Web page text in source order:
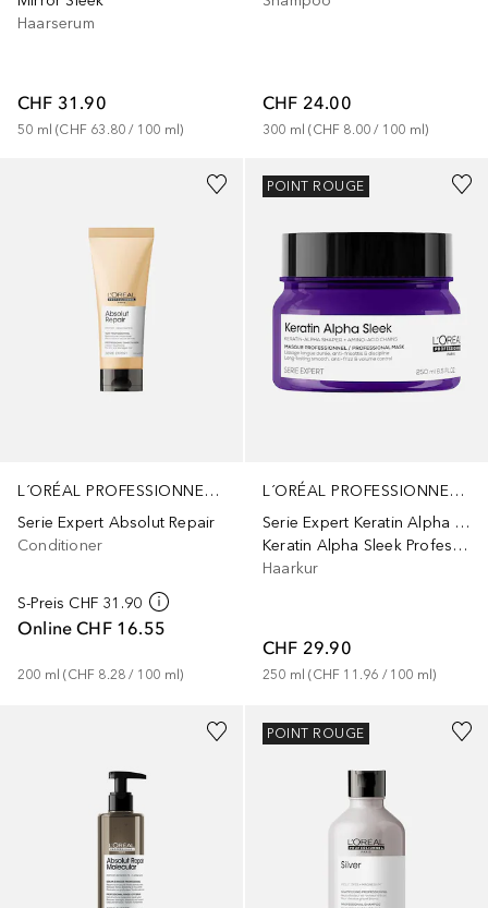
Haarserum
CHF 31.90
50 ml (CHF 63.80 / 100 ml)
CHF 24.00
300 ml (CHF 8.00 / 100 ml)
L´ORÉAL PROFESSIONNEL PARIS
Serie Expert Absolut Repair
Conditioner
S-Preis CHF 31.90
Online CHF 16.55
200 ml (CHF 8.28 / 100 ml)
L´ORÉAL PROFESSIONNEL PARIS
Serie Expert Keratin Alpha Sleek
Keratin Alpha Sleek Professionelle Haarmaske gegen krauses Haar, die das Haar bändigt, es tiefenwirksam pflegt und ihm Geschmeidigkeit und Glanz verleiht
Haarkur
CHF 29.90
250 ml (CHF 11.96 / 100 ml)
POINT ROUGE
POINT ROUGE